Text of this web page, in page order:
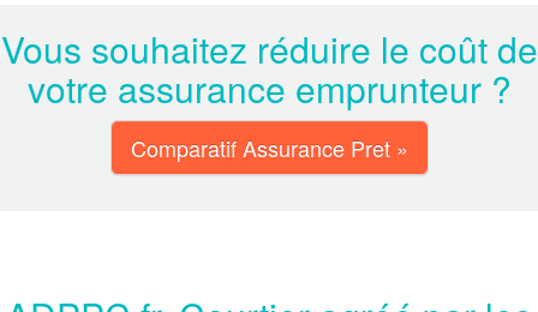
Vous souhaitez réduire le coût de
votre assurance emprunteur ?
Comparatif Assurance Pret »